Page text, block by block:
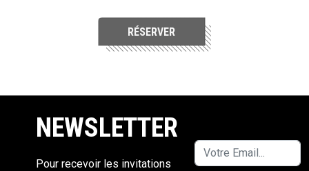
RÉSERVER
NEWSLETTER
Pour recevoir les invitations